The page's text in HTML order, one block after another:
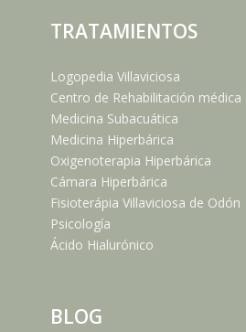
TRATAMIENTOS
Logopedia Villaviciosa
Centro de Rehabilitación médica
Medicina Subacuática
Medicina Hiperbárica
Oxigenoterapia Hiperbárica
Cámara Hiperbárica
Fisioterápia Villaviciosa de Odón
Psicología
Ácido Hialurónico
BLOG